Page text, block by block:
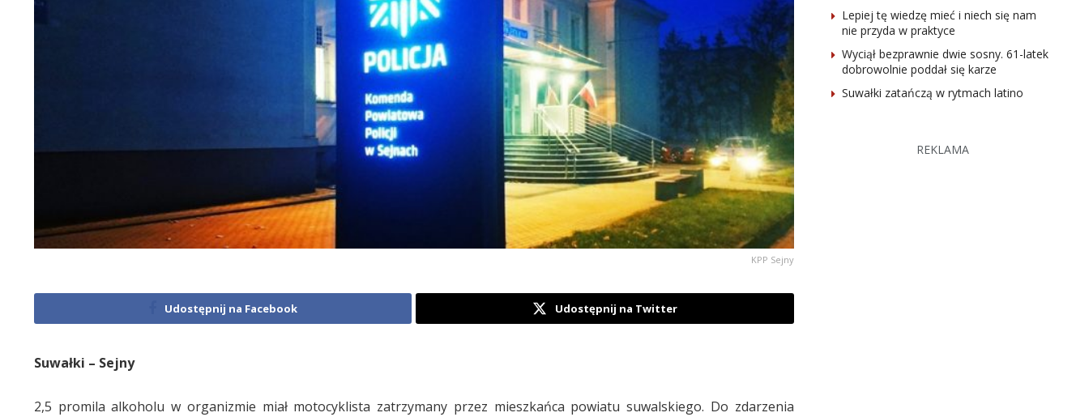
KPP Sejny
Udostępnij na Facebook Udostępnij na Twitter
Suwałki – Sejny
2,5 promila alkoholu w organizmie miał motocyklista zatrzymany przez mieszkańca powiatu suwalskiego. Do zdarzenia
Lepiej tę wiedzę mieć i niech się nam
nie przyda w praktyce
Wyciął bezprawnie dwie sosny. 61-latek
dobrowolnie poddał się karze
Suwałki zatańczą w rytmach latino
REKLAMA